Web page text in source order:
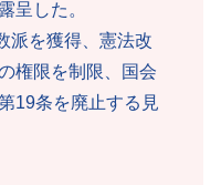
呈した。
派を獲得、憲法改
権限を制限、国会
19条を廃止する見